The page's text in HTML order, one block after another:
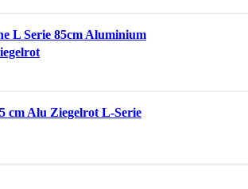
L Serie 85cm Aluminium
cm Alu Ziegelrot L-Serie